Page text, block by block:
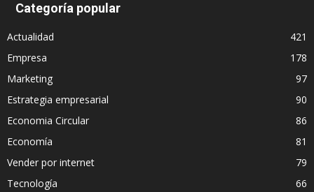
Categoría popular
Actualidad
421
Empresa
178
Marketing
97
Estrategia empresarial
90
Economia Circular
86
Economía
81
Vender por internet
79
Tecnología
66